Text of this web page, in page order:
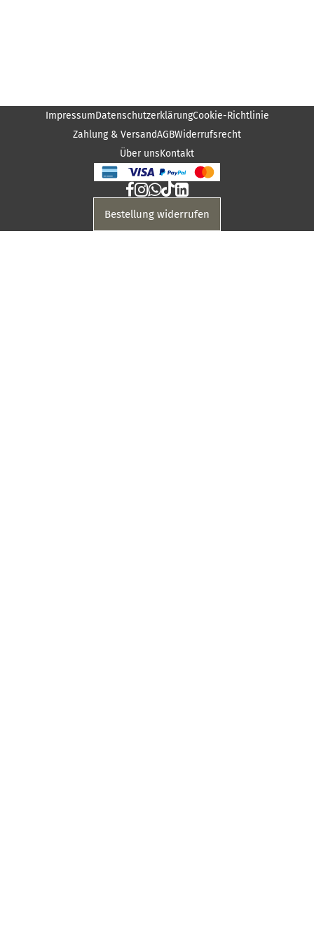
ImpressumDatenschutzerklärungCookie-Richtlinie
Zahlung & VersandAGBWiderrufsrecht
Über unsKontakt
Bestellung widerrufen